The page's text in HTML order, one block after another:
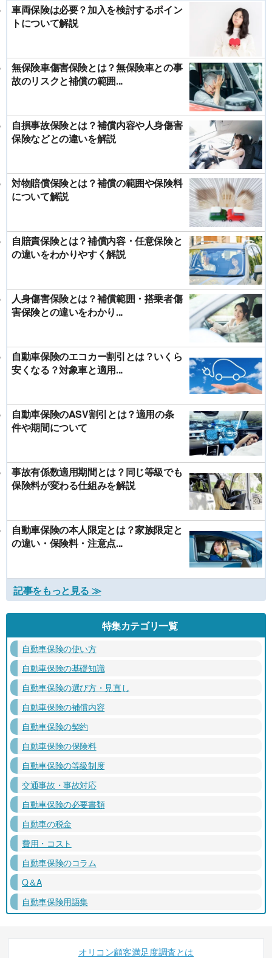
車両保険は必要？加入を検討するポイン
トについて解説
無保険車傷害保険とは？無保険車との事
故のリスクと補償の範囲...
自損事故保険とは？補償内容や人身傷害
保険などとの違いを解説
対物賠償保険とは？補償の範囲や保険料
について解説
自賠責保険とは？補償内容・任意保険と
の違いをわかりやすく解説
人身傷害保険とは？補償範囲・搭乗者傷
害保険との違いをわかり...
自動車保険のエコカー割引とは？いくら
安くなる？対象車と適用...
自動車保険のASV割引とは？適用の条
件や期間について
事故有係数適用期間とは？同じ等級でも
保険料が変わる仕組みを解説
自動車保険の本人限定とは？家族限定と
の違い・保険料・注意点...
記事をもっと見る ≫
特集カテゴリ一覧
自動車保険の使い方
自動車保険の基礎知識
自動車保険の選び方・見直し
自動車保険の補償内容
自動車保険の契約
自動車保険の保険料
自動車保険の等級制度
交通事故・事故対応
自動車保険の必要書類
自動車の税金
費用・コスト
自動車保険のコラム
Q＆A
自動車保険用語集
オリコン顧客満足度調査とは